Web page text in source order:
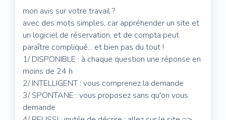
mon avis sur votre travail ?
avec des mots simples, car appréhender un site et
un logiciel de réservation, et de compta peut
paraître compliqué... et bien pas du tout !
1/ DISPONIBLE : à chaque question une réponse en
moins de 24 h
2/ INTELLIGENT : vous comprenez la demande
3/ SPONTANE : vous proposez sans qu'on vous
demande